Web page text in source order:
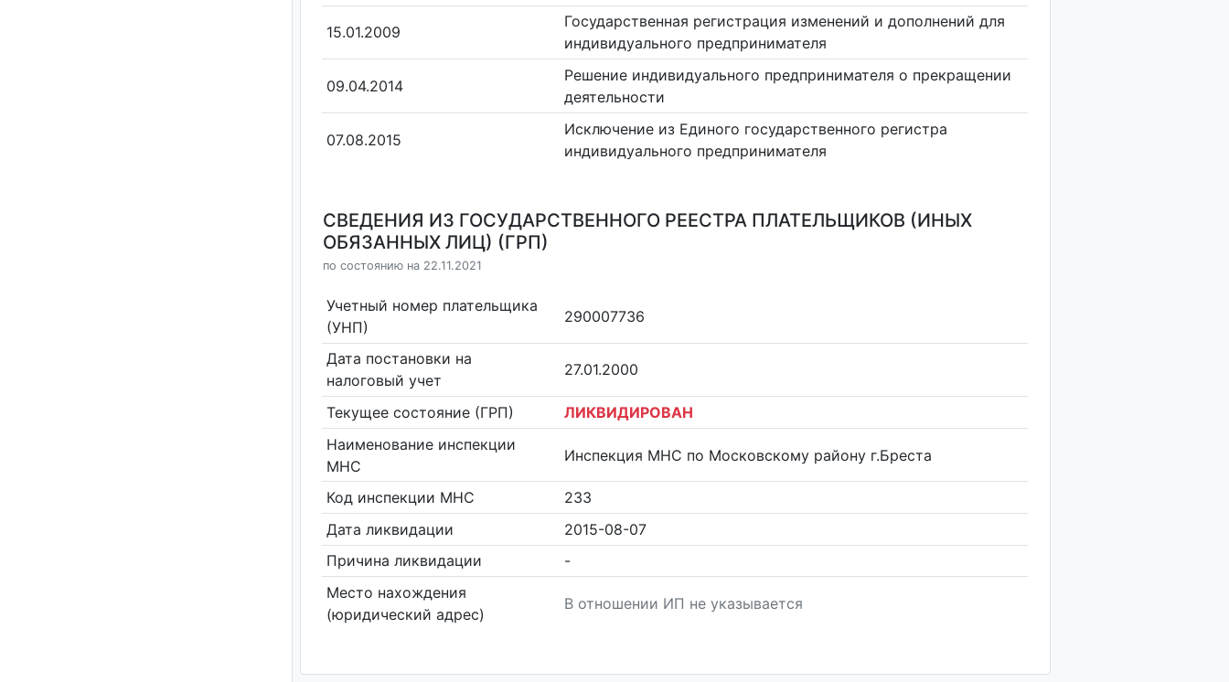
15.01.2009
Государственная регистрация изменений и дополнений для
индивидуального предпринимателя
09.04.2014
Решение индивидуального предпринимателя о прекращении
деятельности
07.08.2015
Исключение из Единого государственного регистра
индивидуального предпринимателя
СВЕДЕНИЯ ИЗ ГОСУДАРСТВЕННОГО РЕЕСТРА ПЛАТЕЛЬЩИКОВ (ИНЫХ
ОБЯЗАННЫХ ЛИЦ) (ГРП)
по состоянию на 22.11.2021
Учетный номер плательщика
(УНП)
290007736
Дата постановки на
налоговый учет
27.01.2000
Текущее состояние (ГРП)
ЛИКВИДИРОВАН
Наименование инспекции
МНС
Инспекция МНС по Московскому району г.Бреста
Код инспекции МНС
233
Дата ликвидации
2015-08-07
Причина ликвидации
-
Место нахождения
(юридический адрес)
В отношении ИП не указывается